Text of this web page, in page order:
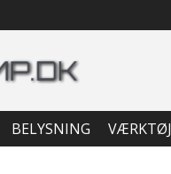
BELYSNING VÆRKTØJ